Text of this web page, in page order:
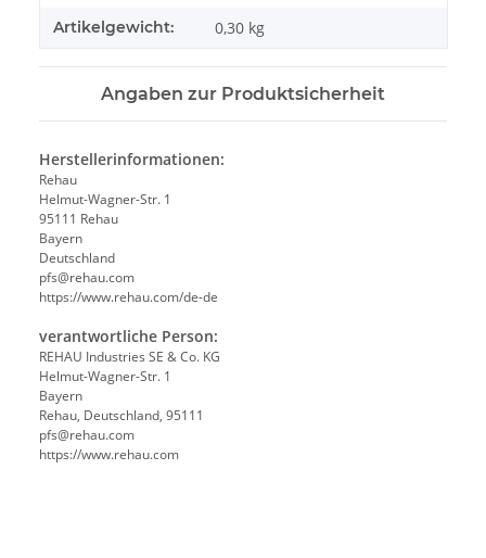
Artikelgewicht: 0,30 kg
Angaben zur Produktsicherheit
Herstellerinformationen:
Rehau
Helmut-Wagner-Str. 1
95111 Rehau
Bayern
Deutschland
pfs@rehau.com
https://www.rehau.com/de-de
verantwortliche Person:
REHAU Industries SE & Co. KG
Helmut-Wagner-Str. 1
Bayern
Rehau, Deutschland, 95111
pfs@rehau.com
https://www.rehau.com